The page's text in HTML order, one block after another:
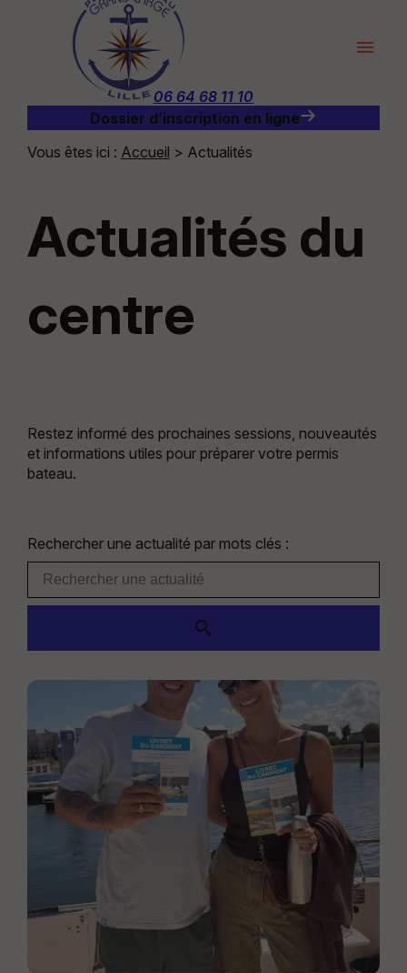
menu
06 64 68 11 10
Dossier d’inscription en ligne
Vous êtes ici : Accueil > Actualités
Actualités du
centre
Restez informé des prochaines sessions, nouveautés
et informations utiles pour préparer votre permis
bateau.
Rechercher une actualité par mots clés :
Panneau de gestion des cookies